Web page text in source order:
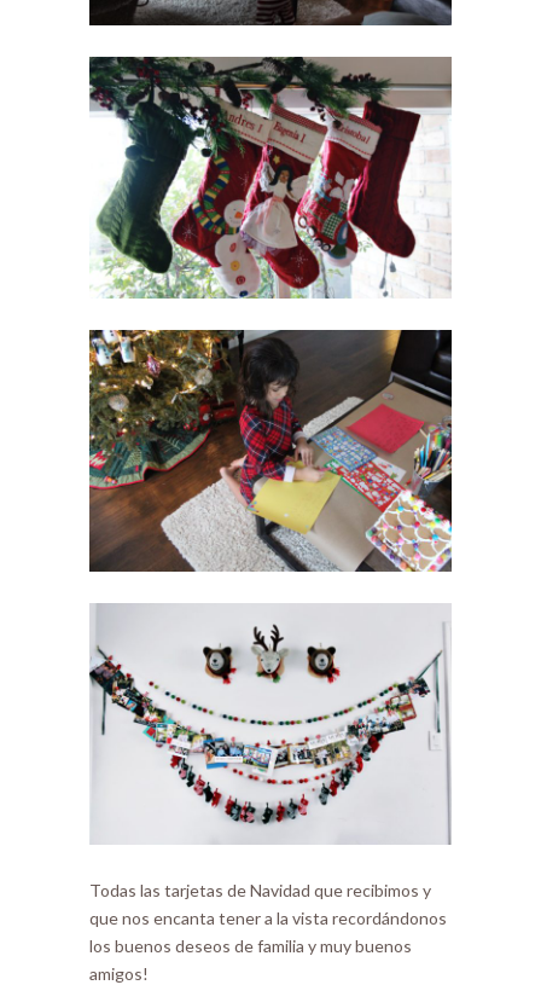
Todas las tarjetas de Navidad que recibimos y
que nos encanta tener a la vista recordándonos
los buenos deseos de familia y muy buenos
amigos!